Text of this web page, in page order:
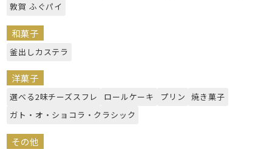
敦賀 ふぐパイ
和菓子
釜出しカステラ
洋菓子
選べる2味チーズスフレ ロールケーキ プリン
焼き菓子
ガト・オ・ショコラ・クラシック
その他